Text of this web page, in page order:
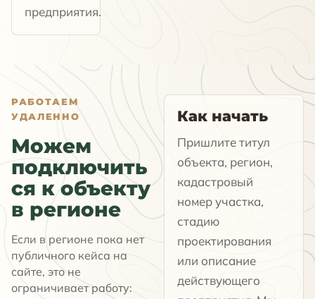
предприятия.
РАБОТАЕМ
УДАЛЕННО
Можем
подключить
ся к объекту
в регионе
Если в регионе пока нет
публичного кейса на
сайте, это не
ограничивает работу:
Как начать
Пришлите титул
объекта, регион,
кадастровый
номер участка,
стадию
проектирования
или описание
действующего